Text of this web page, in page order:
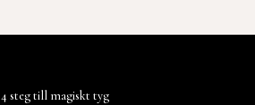
4 steg till magiskt tyg